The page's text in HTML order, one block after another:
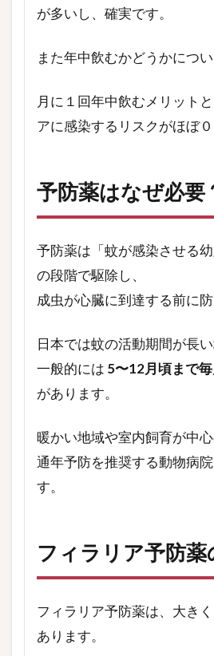
が多いし、確実です。
また年中飲むかどうかについ
月に１回年中飲むメリット
アに感染するリスクがほぼ０
予防薬はなぜ必要
予防薬は「蚊が感染させる幼
の段階で駆除し、
成虫が心臓に到達する前に防
日本では蚊の活動期間が長い
一般的には 5〜12月頃まで
があります。
暖かい地域や室内飼育が中心
通年予防を推奨する動物病
す。
フィラリア予防薬
フィラリア予防薬は、大き
あります。